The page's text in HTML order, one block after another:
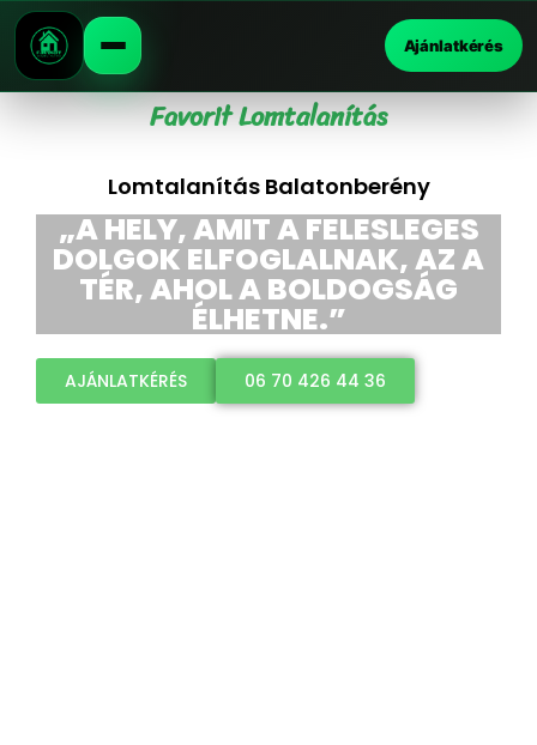
Ajánlatkérés
Favorit Lomtalanítás
Lomtalanítás Balatonberény
„A HELY, AMIT A FELESLEGES
DOLGOK ELFOGLALNAK, AZ A
TÉR, AHOL A BOLDOGSÁG
ÉLHETNE.”
AJÁNLATKÉRÉS 06 70 426 44 36